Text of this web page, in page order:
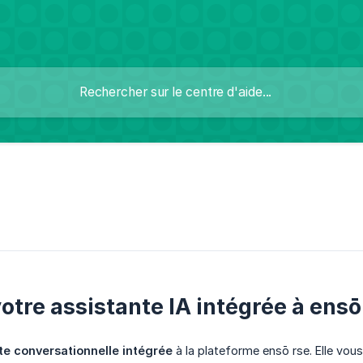
assistante IA intégrée à
conversationnelle intégrée à la plateforme ensō rse. Elle